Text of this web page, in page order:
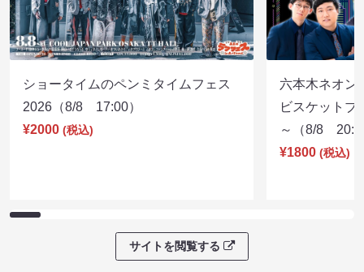
ショータイムのペンミタイムフェス
2026（8/8 17:00）
¥2000 (税込)
六本木ネオン
ビスケットブ
～（8/8
¥1800 (税込)
サイトを閲覧する